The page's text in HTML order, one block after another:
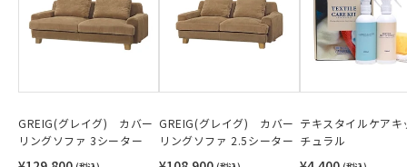
GREIG(グレイグ) カバー
リングソファ 3シーター
GREIG(グレイグ) カバー
リングソファ 2.5シーター
テキスタイルケアキ
チュラル